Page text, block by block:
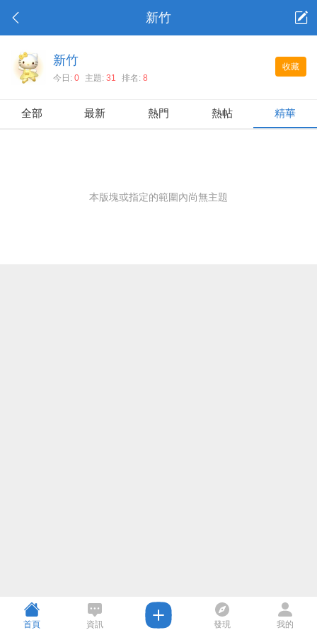
新竹
收藏
新竹
今日: 0 主題: 31 排名: 8
全部 最新 熱門 熱帖 精華
本版塊或指定的範圍內尚無主題
首頁 資訊 發現 我的